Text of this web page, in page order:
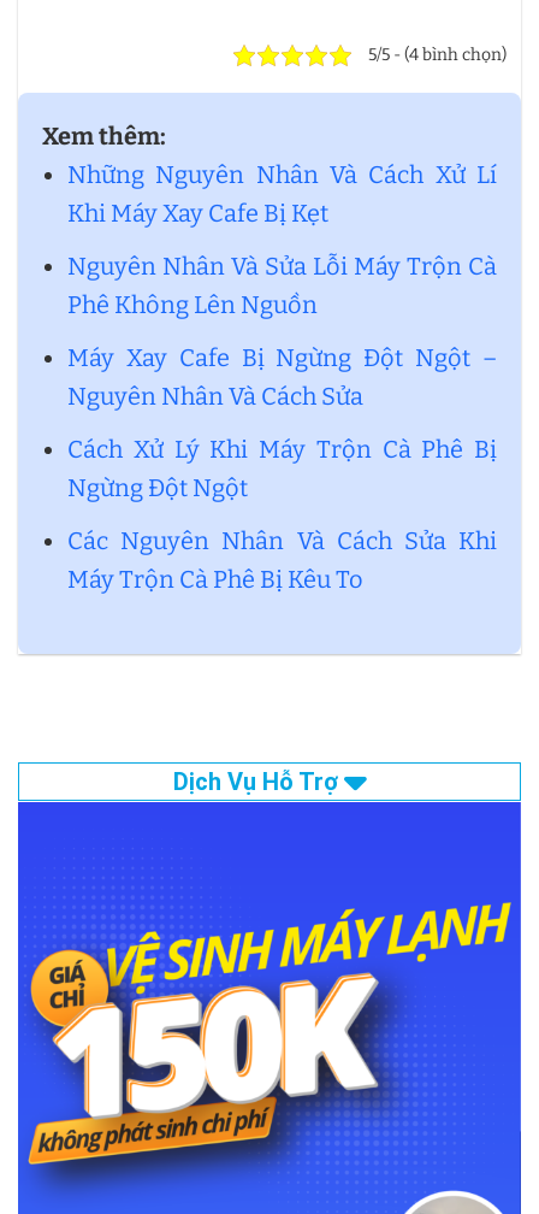
5/5 - (4 bình chọn)
Xem thêm:
Những Nguyên Nhân Và Cách Xử Lí
Khi Máy Xay Cafe Bị Kẹt
Nguyên Nhân Và Sửa Lỗi Máy Trộn Cà
Phê Không Lên Nguồn
Máy Xay Cafe Bị Ngừng Đột Ngột –
Nguyên Nhân Và Cách Sửa
Cách Xử Lý Khi Máy Trộn Cà Phê Bị
Ngừng Đột Ngột
Các Nguyên Nhân Và Cách Sửa Khi
Máy Trộn Cà Phê Bị Kêu To
Dịch Vụ Hỗ Trợ